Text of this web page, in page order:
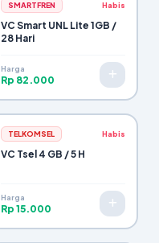
SMARTFREN Habis
VC Smart UNL Lite 1GB /
28 Hari
Harga
Rp 82.000
TELKOMSEL Habis
VC Tsel 4 GB / 5 H
Harga
Rp 15.000